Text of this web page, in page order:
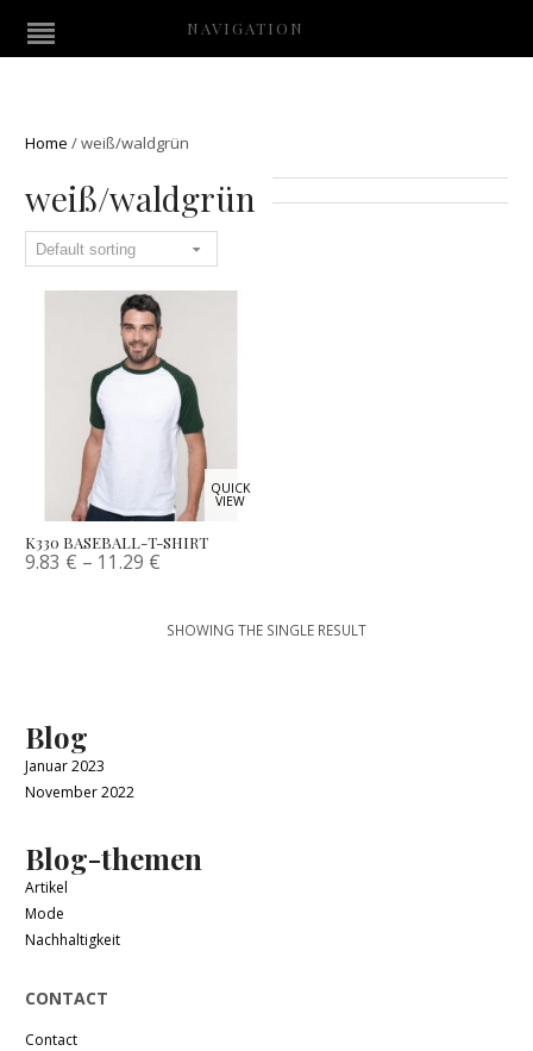
NAVIGATION
Home /weiß/waldgrün
weiß/waldgrün
QUICK
VIEW
K330 BASEBALL-T-SHIRT
9.83 € – 11.29 €
SHOWING THE SINGLE RESULT
Blog
Januar 2023
November 2022
Blog-themen
Artikel
Mode
Nachhaltigkeit
CONTACT
Contact